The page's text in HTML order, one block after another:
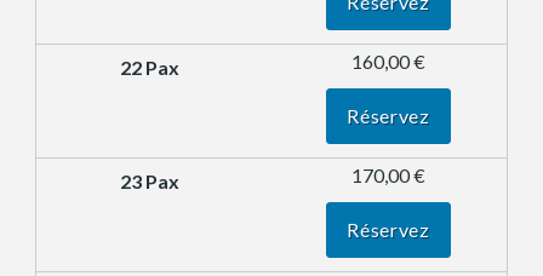
160,00 €
Réservez
170,00 €
Réservez